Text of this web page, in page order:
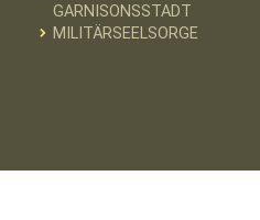
GARNISONSSTADT
MILITÄRSEELSORGE